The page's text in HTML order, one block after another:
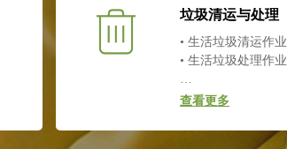
垃圾清运与处理
• 生活垃圾清运作业
• 生活垃圾处理作业
…
查看更多